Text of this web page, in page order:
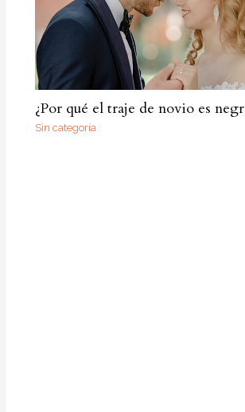
¿Por qué el traje de novio es
Sin categoría